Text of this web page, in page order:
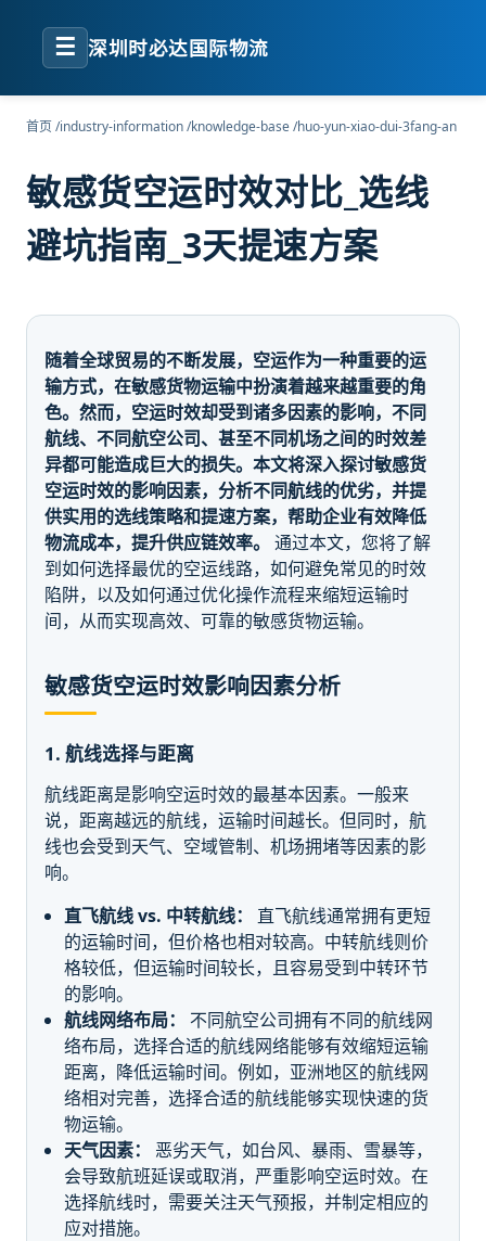
☰ 深圳时必达国际物流
首页/industry-information/knowledge-base/huo-yun-xiao-dui-3fang-an
敏感货空运时效对比_选线
避坑指南_3天提速方案
随着全球贸易的不断发展，空运作为一种重要的运
输方式，在敏感货物运输中扮演着越来越重要的角
色。然而，空运时效却受到诸多因素的影响，不同
航线、不同航空公司、甚至不同机场之间的时效差
异都可能造成巨大的损失。本文将深入探讨敏感货
空运时效的影响因素，分析不同航线的优劣，并提
供实用的选线策略和提速方案，帮助企业有效降低
物流成本，提升供应链效率。 通过本文，您将了解
到如何选择最优的空运线路，如何避免常见的时效
陷阱，以及如何通过优化操作流程来缩短运输时
间，从而实现高效、可靠的敏感货物运输。
敏感货空运时效影响因素分析
1. 航线选择与距离
航线距离是影响空运时效的最基本因素。一般来
说，距离越远的航线，运输时间越长。但同时，航
线也会受到天气、空域管制、机场拥堵等因素的影
响。
直飞航线 vs. 中转航线：
直飞航线通常拥有更短
的运输时间，但价格也相对较高。中转航线则价
格较低，但运输时间较长，且容易受到中转环节
的影响。
航线网络布局：
不同航空公司拥有不同的航线网
络布局，选择合适的航线网络能够有效缩短运输
距离，降低运输时间。例如，亚洲地区的航线网
络相对完善，选择合适的航线能够实现快速的货
物运输。
天气因素：
恶劣天气，如台风、暴雨、雪暴等，
会导致航班延误或取消，严重影响空运时效。在
选择航线时，需要关注天气预报，并制定相应的
应对措施。